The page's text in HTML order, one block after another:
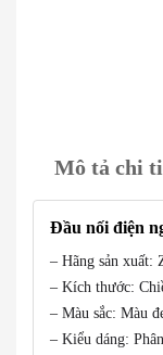
Mô tả chi
Đầu nối điện
– Hãng sản xuất:
– Kích thước:
– Màu sắc: Màu
– Kiểu dáng: